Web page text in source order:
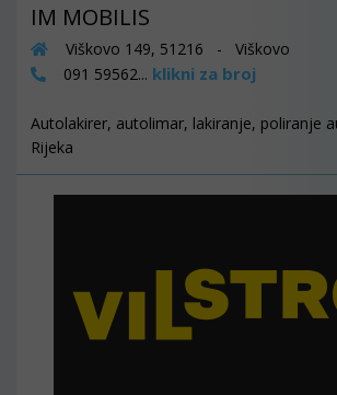
IM MOBILIS
Viškovo 149, 51216 - Viškovo
091 59562... klikni za broj
Autolakirer, autolimar, lakiranje, poliranje
Rijeka